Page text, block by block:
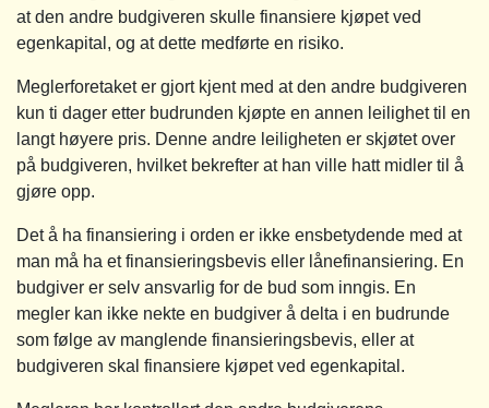
at den andre budgiveren skulle finansiere kjøpet ved
egenkapital, og at dette medførte en risiko.
Meglerforetaket er gjort kjent med at den andre budgiveren
kun ti dager etter budrunden kjøpte en annen leilighet til en
langt høyere pris. Denne andre leiligheten er skjøtet over
på budgiveren, hvilket bekrefter at han ville hatt midler til å
gjøre opp.
Det å ha finansiering i orden er ikke ensbetydende med at
man må ha et finansieringsbevis eller lånefinansiering. En
budgiver er selv ansvarlig for de bud som inngis. En
megler kan ikke nekte en budgiver å delta i en budrunde
som følge av manglende finansieringsbevis, eller at
budgiveren skal finansiere kjøpet ved egenkapital.